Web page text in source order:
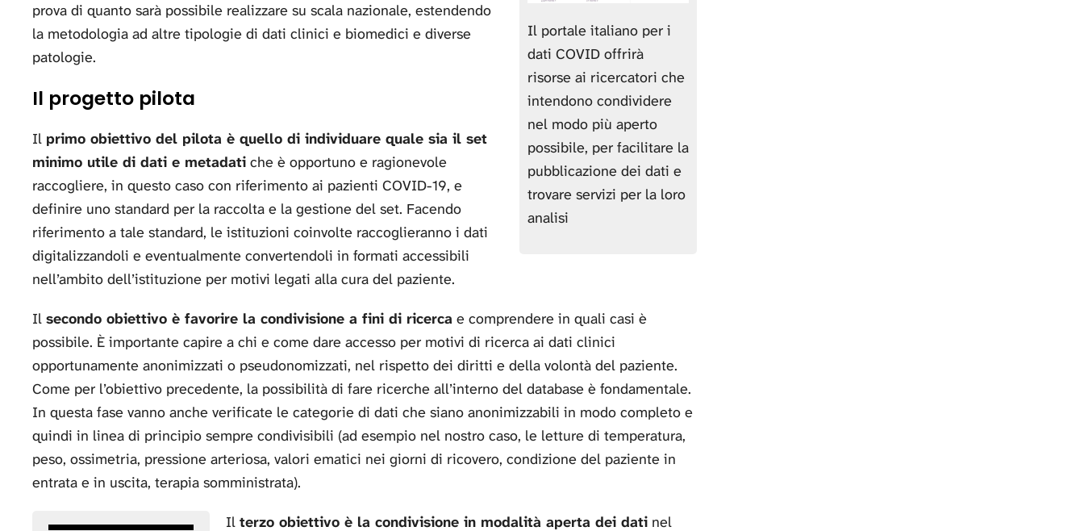
Il portale italiano per i
dati COVID offrirà
risorse ai ricercatori che
intendono condividere
nel modo più aperto
possibile, per facilitare la
pubblicazione dei dati e
trovare servizi per la loro
analisi
prova di quanto sarà possibile realizzare su scala nazionale, estendendo
la metodologia ad altre tipologie di dati clinici e biomedici e diverse
patologie.
Il progetto pilota
Il primo obiettivo del pilota è quello di individuare quale sia il set
minimo utile di dati e metadati che è opportuno e ragionevole
raccogliere, in questo caso con riferimento ai pazienti COVID-19, e
definire uno standard per la raccolta e la gestione del set. Facendo
riferimento a tale standard, le istituzioni coinvolte raccoglieranno i dati
digitalizzandoli e eventualmente convertendoli in formati accessibili
nell’ambito dell’istituzione per motivi legati alla cura del paziente.
Il secondo obiettivo è favorire la condivisione a fini di ricerca e comprendere in quali casi è
possibile. È importante capire a chi e come dare accesso per motivi di ricerca ai dati clinici
opportunamente anonimizzati o pseudonomizzati, nel rispetto dei diritti e della volontà del paziente.
Come per l’obiettivo precedente, la possibilità di fare ricerche all’interno del database è fondamentale.
In questa fase vanno anche verificate le categorie di dati che siano anonimizzabili in modo completo e
quindi in linea di principio sempre condivisibili (ad esempio nel nostro caso, le letture di temperatura,
peso, ossimetria, pressione arteriosa, valori ematici nei giorni di ricovero, condizione del paziente in
entrata e in uscita, terapia somministrata).
Il terzo obiettivo è la condivisione in modalità aperta dei dati nel